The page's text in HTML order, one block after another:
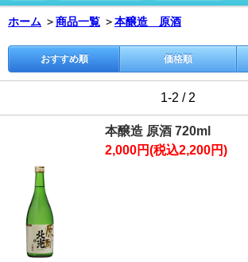
ホーム ＞商品一覧 ＞本醸造 原酒
おすすめ順 価格順
1-2 / 2
本醸造 原酒 720ml
2,000円(税込2,200円)